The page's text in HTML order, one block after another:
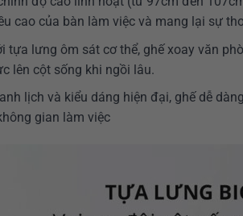
cao của bàn làm việc và mang lại sự
tựa lưng ôm sát cơ thể, ghế xoay văn
lên cột sống khi ngồi lâu.
lịch và kiểu dáng hiện đại, ghế dễ
gian làm việc